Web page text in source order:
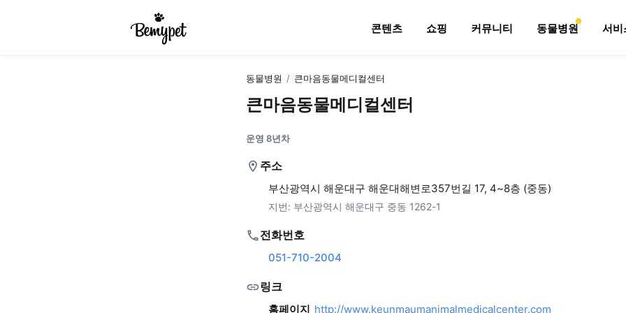
콘텐츠 쇼핑 커뮤니티 동물병원 서비
동물병원 / 큰마음동물메디컬센터
큰마음동물메디컬센터
운영 8년차
주소
부산광역시 해운대구 해운대해변로357번길 17, 4~8층 (중동)
지번: 부산광역시 해운대구 중동 1262-1
전화번호
051-710-2004
링크
홈페이지 http://www.keunmaumanimalmedicalcenter.com